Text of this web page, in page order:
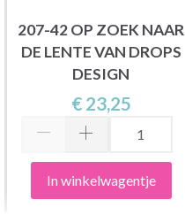
207-42 OP ZOEK NAAR
DE LENTE VAN DROPS
DESIGN
€ 23,25
In winkelwagentje